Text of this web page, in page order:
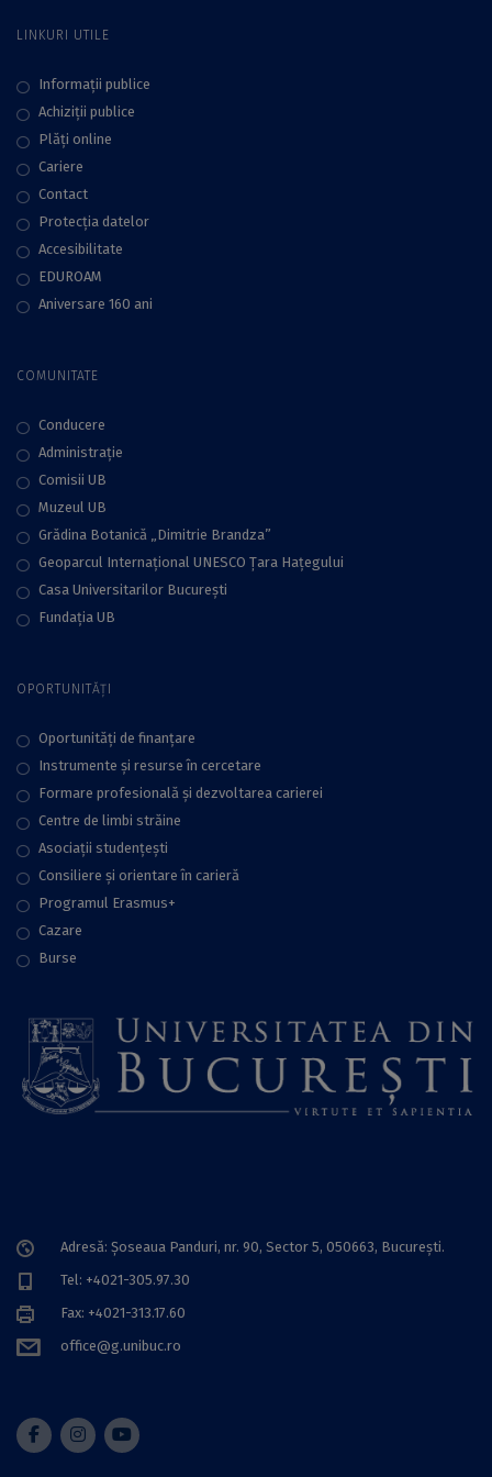
LINKURI UTILE
Informații publice
Achiziții publice
Plăţi online
Cariere
Contact
Protecţia datelor
Accesibilitate
EDUROAM
Aniversare 160 ani
COMUNITATE
Conducere
Administraţie
Comisii UB
Muzeul UB
Grădina Botanică „Dimitrie Brandza”
Geoparcul Internațional UNESCO Țara Hațegului
Casa Universitarilor București
Fundaţia UB
OPORTUNITĂȚI
Oportunități de finanțare
Instrumente și resurse în cercetare
Formare profesională și dezvoltarea carierei
Centre de limbi străine
Asociații studențești
Consiliere şi orientare în carieră
Programul Erasmus+
Cazare
Burse
Adresă: Șoseaua Panduri, nr. 90, Sector 5, 050663, Bucureşti.
Tel: +4021-305.97.30
Fax: +4021-313.17.60
office@g.unibuc.ro